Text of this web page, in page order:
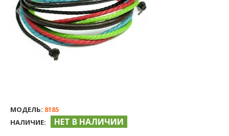
МОДЕЛЬ: 8185
НАЛИЧИЕ:
НЕТ В НАЛИЧИИ